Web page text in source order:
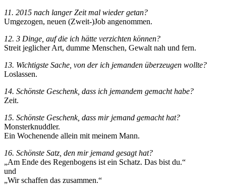
11. 2015 nach langer Zeit mal wieder getan?
Umgezogen, neuen (Zweit-)Job angenommen.
12. 3 Dinge, auf die ich hätte verzichten können?
Streit jeglicher Art, dumme Menschen, Gewalt nah und fern.
13. Wichtigste Sache, von der ich jemanden überzeugen wollte?
Loslassen.
14. Schönste Geschenk, dass ich jemandem gemacht habe?
Zeit.
15. Schönste Geschenk, dass mir jemand gemacht hat?
Monsterknuddler.
Ein Wochenende allein mit meinem Mann.
16. Schönste Satz, den mir jemand gesagt hat?
„Am Ende des Regenbogens ist ein Schatz. Das bist du.“
und
„Wir schaffen das zusammen.“